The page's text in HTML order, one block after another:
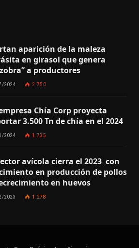
aparición de la maleza
en girasol que genera
a productores
2024 2.750
Chía Corp proyecta
3.500 Tn de chía en el 2024
2024 1.735
avícola cierra el 2023 con
en producción de pollos
en huevos
2023 1.278